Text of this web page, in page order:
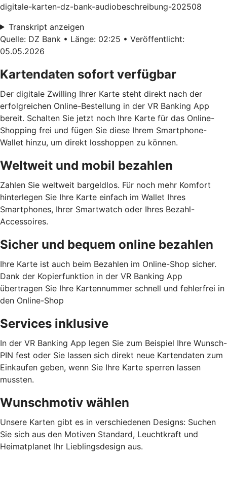
digitale-karten-dz-bank-audiobeschreibung-202508
Transkript anzeigen
Quelle: DZ Bank • Länge: 02:25 • Veröffentlicht:
05.05.2026
Kartendaten sofort verfügbar
Der digitale Zwilling Ihrer Karte steht direkt nach der
erfolgreichen Online-Bestellung in der VR Banking App
bereit. Schalten Sie jetzt noch Ihre Karte für das Online-
Shopping frei und fügen Sie diese Ihrem Smartphone-
Wallet hinzu, um direkt losshoppen zu können.
Weltweit und mobil bezahlen
Zahlen Sie weltweit bargeldlos. Für noch mehr Komfort
hinterlegen Sie Ihre Karte einfach im Wallet Ihres
Smartphones, Ihrer Smartwatch oder Ihres Bezahl-
Accessoires.
Sicher und bequem online bezahlen
Ihre Karte ist auch beim Bezahlen im Online-Shop sicher.
Dank der Kopierfunktion in der VR Banking App
übertragen Sie Ihre Kartennummer schnell und fehlerfrei in
den Online-Shop
Services inklusive
In der VR Banking App legen Sie zum Beispiel Ihre Wunsch-
PIN fest oder Sie lassen sich direkt neue Kartendaten zum
Einkaufen geben, wenn Sie Ihre Karte sperren lassen
mussten.
Wunschmotiv wählen
Unsere Karten gibt es in verschiedenen Designs: Suchen
Sie sich aus den Motiven Standard, Leuchtkraft und
Heimatplanet Ihr Lieblingsdesign aus.